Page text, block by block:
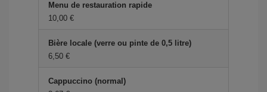
Menu de restauration rapide
10,00 €
Bière locale (verre ou pinte de 0,5 litre)
6,50 €
Cappuccino (normal)